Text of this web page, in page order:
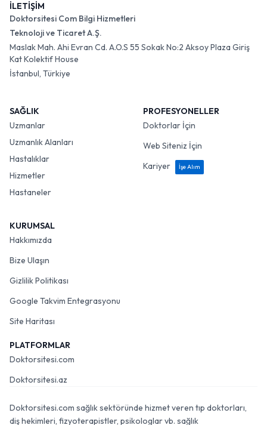
İLETİŞİM
Doktorsitesi Com Bilgi Hizmetleri
Teknoloji ve Ticaret A.Ş.
Maslak Mah. Ahi Evran Cd. A.O.S 55 Sokak No:2 Aksoy Plaza Giriş
Kat Kolektif House
İstanbul, Türkiye
SAĞLIK
Uzmanlar
Uzmanlık Alanları
Hastalıklar
Hizmetler
Hastaneler
PROFESYONELLER
Doktorlar İçin
Web Siteniz İçin
Kariyer
İşe Alım
KURUMSAL
Hakkımızda
Bize Ulaşın
Gizlilik Politikası
Google Takvim Entegrasyonu
Site Haritası
PLATFORMLAR
Doktorsitesi.com
Doktorsitesi.az
Doktorsitesi.com sağlık sektöründe hizmet veren tıp doktorları,
diş hekimleri, fizyoterapistler, psikologlar vb. sağlık